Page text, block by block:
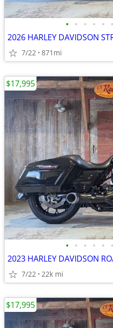
• • • • • •
2026 HARLEY DAVIDSON
7/22 871mi
• • • • • •
2023 HARLEY DAVIDSON
7/22 22k mi
$17,995
$17,995